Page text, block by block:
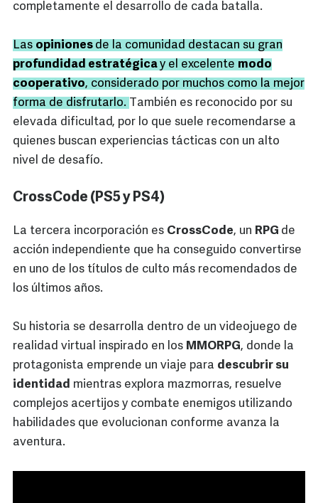
completamente el desarrollo de cada batalla.
Las opiniones de la comunidad destacan su gran
profundidad estratégicay el excelente modo
cooperativo, considerado por muchos como la mejor
forma de disfrutarlo. También es reconocido por su
elevada dificultad, por lo que suele recomendarse a
quienes buscan experiencias tácticas con un alto
nivel de desafío.
CrossCode (PS5 y PS4)
La tercera incorporación es CrossCode, un RPG de
acción independiente que ha conseguido convertirse
en uno de los títulos de culto más recomendados de
los últimos años.
Su historia se desarrolla dentro de un videojuego de
realidad virtual inspirado en los MMORPG, donde la
protagonista emprende un viaje para descubrir su
identidad mientras explora mazmorras, resuelve
complejos acertijos y combate enemigos utilizando
habilidades que evolucionan conforme avanza la
aventura.